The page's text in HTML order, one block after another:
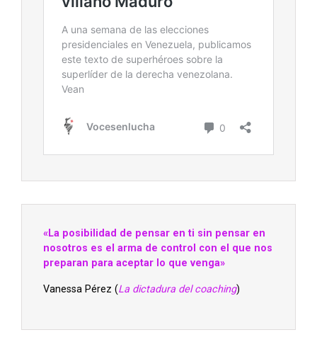
«La posibilidad de pensar en ti sin pensar en
nosotros es el arma de control con el que nos
preparan para aceptar lo que venga»
Vanessa Pérez (La dictadura del coaching)